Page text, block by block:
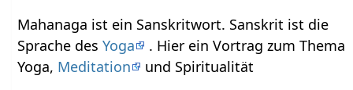
Mahanaga ist ein Sanskritwort. Sanskrit ist die
Sprache desYoga
. Hier ein Vortrag zum Thema
Yoga, Meditation und Spiritualität